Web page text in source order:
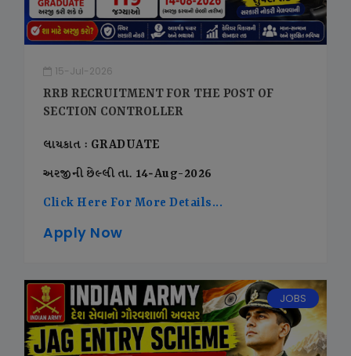
15-Jul-2026
RRB RECRUITMENT FOR THE POST OF
SECTION CONTROLLER
લાયકાત : GRADUATE
અરજીની છેલ્લી તા. 14-Aug-2026
Click Here For More Details...
Apply Now
JOBS